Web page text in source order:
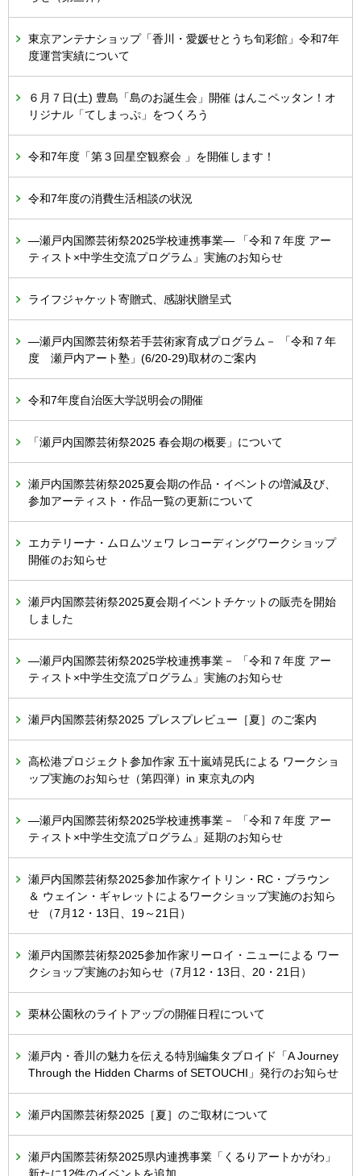
東京アンテナショップ「香川・愛媛せとうち旬彩館」令和7年
度運営実績について
６月７日(土) 豊島「島のお誕生会」開催 はんこペッタン！オ
リジナル「てしまっぷ」をつくろう
令和7年度「第３回星空観察会 」を開催します！
令和7年度の消費生活相談の状況
―瀬戸内国際芸術祭2025学校連携事業― 「令和７年度 アー
ティスト×中学生交流プログラム」実施のお知らせ
ライフジャケット寄贈式、感謝状贈呈式
―瀬戸内国際芸術祭若手芸術家育成プログラム－ 「令和７年
度 瀬戸内アート塾」(6/20-29)取材のご案内
令和7年度自治医大学説明会の開催
「瀬戸内国際芸術祭2025 春会期の概要」について
瀬戸内国際芸術祭2025夏会期の作品・イベントの増減及び、
参加アーティスト・作品一覧の更新について
エカテリーナ・ムロムツェワ レコーディングワークショップ
開催のお知らせ
瀬戸内国際芸術祭2025夏会期イベントチケットの販売を開始
しました
―瀬戸内国際芸術祭2025学校連携事業－ 「令和７年度 アー
ティスト×中学生交流プログラム」実施のお知らせ
瀬戸内国際芸術祭2025 プレスプレビュー［夏］のご案内
高松港プロジェクト参加作家 五十嵐靖晃氏による ワークショ
ップ実施のお知らせ（第四弾）in 東京丸の内
―瀬戸内国際芸術祭2025学校連携事業－ 「令和７年度 アー
ティスト×中学生交流プログラム」延期のお知らせ
瀬戸内国際芸術祭2025参加作家ケイトリン・RC・ブラウン
＆ ウェイン・ギャレットによるワークショップ実施のお知ら
せ （7月12・13日、19～21日）
瀬戸内国際芸術祭2025参加作家リーロイ・ニューによる ワー
クショップ実施のお知らせ（7月12・13日、20・21日）
栗林公園秋のライトアップの開催日程について
瀬戸内・香川の魅力を伝える特別編集タブロイド「A Journey
Through the Hidden Charms of SETOUCHI」発行のお知らせ
瀬戸内国際芸術祭2025［夏］のご取材について
瀬戸内国際芸術祭2025県内連携事業「くるりアートかがわ」